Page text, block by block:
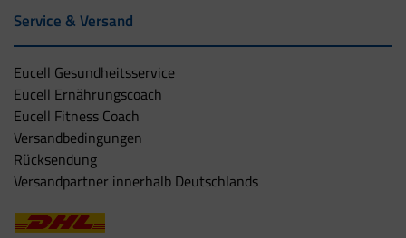
Service & Versand
Eucell Gesundheitsservice
Eucell Ernährungscoach
Eucell Fitness Coach
Versandbedingungen
Rücksendung
Versandpartner innerhalb Deutschlands